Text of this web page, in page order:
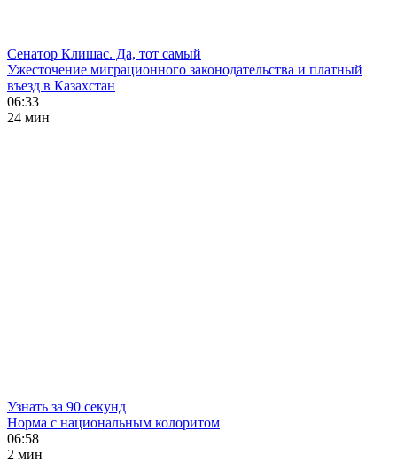
Сенатор Клишас. Да, тот самый
Ужесточение миграционного законодательства и платный
въезд в Казахстан
06:33
24 мин
Узнать за 90 секунд
Норма с национальным колоритом
06:58
2 мин